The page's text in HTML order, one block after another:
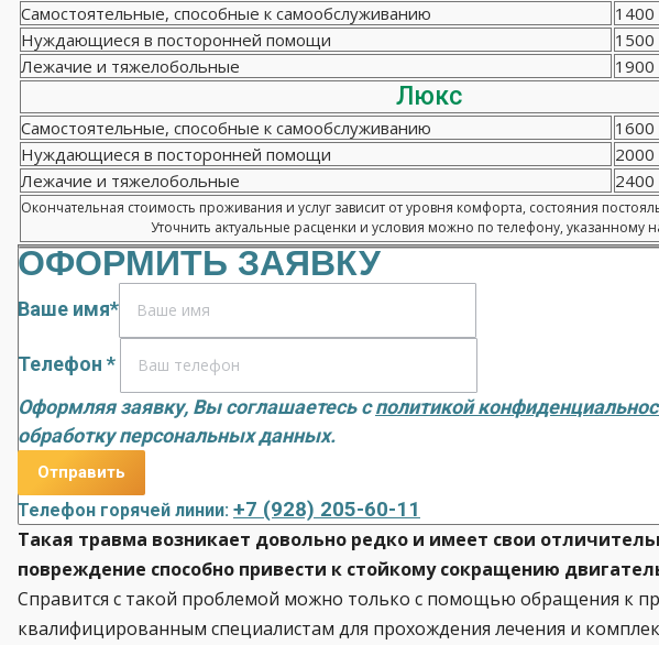
Самостоятельные, способные к самообслуживанию
1400
Нуждающиеся в посторонней помощи
1500
Лежачие и тяжелобольные
1900
Люкс
Самостоятельные, способные к самообслуживанию
1600
Нуждающиеся в посторонней помощи
2000
Лежачие и тяжелобольные
2400
Окончательная стоимость проживания и услуг зависит от уровня комфорта, состояния
Уточнить актуальные расценки и условия можно по телефону, указанному
ОФОРМИТЬ ЗАЯВКУ
Ваше имя*
Телефон *
Оформляя заявку, Вы соглашаетесь сполитикой
обработку персональных данных.
Телефон горячей линии: +7 (928) 205-60-11
Такая травма возникает довольно редко и имеет свои
повреждение способно привести к стойкому сокращению
Справится с такой проблемой можно только с помощью обращения к
квалифицированным специалистам для прохождения лечения и